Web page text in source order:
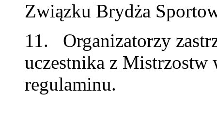
Związku Brydża
11. Organizatorzy
uczestnika z Mistrzostw
regulaminu.